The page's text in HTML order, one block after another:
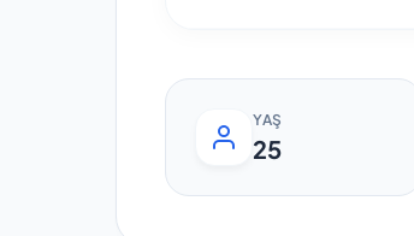
YAŞ
25